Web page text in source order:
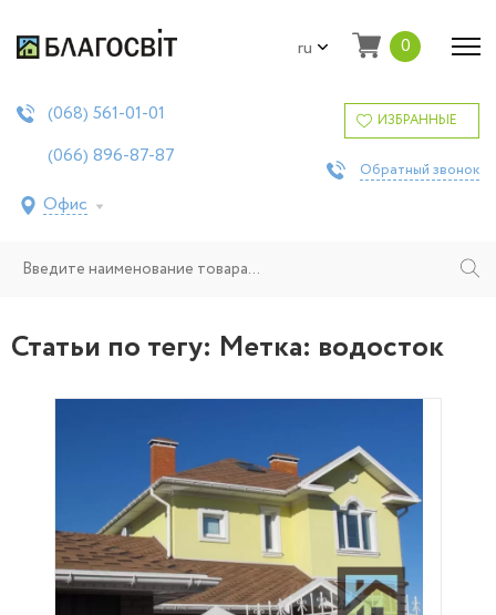
ru 0
(068) 561-01-01
(066) 896-87-87
Офис
ИЗБРАННЫЕ
Обратный звонок
Статьи по тегу: Метка: водосток